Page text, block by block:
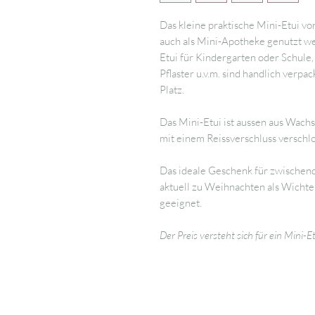
Das kleine praktische Mini-Etui
auch als Mini-Apotheke genutzt
Etui für Kindergarten oder
Pflaster u.v.m. sind handlich
Platz.
Das Mini-Etui ist aussen aus
mit einem Reissverschluss
Das ideale Geschenk für
aktuell zu Weihnachten als
geeignet.
Der Preis versteht sich für ein Mini-